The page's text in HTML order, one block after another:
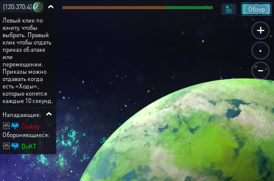
+
.
-
Обзор
[120:370:4]
Левый клик по
юниту, чтобы
выбрать. Правый
клик чтобы отдать
приказ об атаке
или
перемещении.
Приказы можно
отдавать когда
есть «Ходы»,
которые копятся
каждые 10 секунд.
Нападающие:
Covboy
Обороняющиеся:
DoKT